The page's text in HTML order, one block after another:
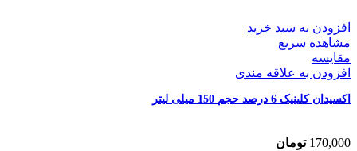
افزودن به سبد خرید
مشاهده سریع
مقایسه
افزودن به علاقه مندی
اکسیدان کلینیک 6 درصد حجم 150 میلی لیتر
170,000 تومان